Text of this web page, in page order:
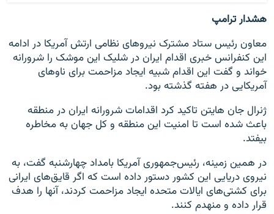
هشدار ترامپ
معاون رئیس ستاد مشترک نیروهای نظامی ارتش آمریکا در ادامه
این کنفرانس خبری اقدام ایران در شلیک این موشک را شرورانه
خواند و گفت این اقدام شبیه ایجاد مزاحمت برای ناوهای
آمریکایی در هفته گذشته بود.
ژنرال جان هایتن تاکید کرد اقدامات شرورانه ایران در منطقه
باعث شده است تا امنیت این منطقه و کل جهان به مخاطره
بیفتد.
در همین زمینه، رئیس‌جمهوری آمریکا بامداد چهارشنبه گفت، به
نیروی دریایی این کشور دستور داده است که اگر قایق‌های ایرانی
برای کشتی‌های ایالات متحده ایجاد مزاحمت کردند، آنها را هدف
قرار داده و منهدم کنند.